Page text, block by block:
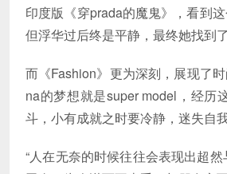
印度版《穿prada的魔鬼》，看到
但浮华过后终是平静，最终她找
而《Fashion》更为深刻，展现了
na的梦想就是super model，经
斗，小有成就之时要冷静，迷失自
“人在无奈的时候往往会表现出超